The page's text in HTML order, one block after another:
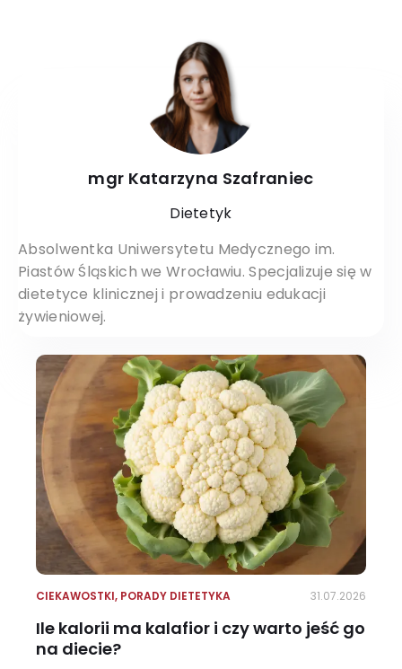
mgr Katarzyna Szafraniec
Dietetyk
Absolwentka Uniwersytetu Medycznego im.
Piastów Śląskich we Wrocławiu. Specjalizuje się w
dietetyce klinicznej i prowadzeniu edukacji
żywieniowej.
CIEKAWOSTKI, PORADY DIETETYKA 31.07.2026
Ile kalorii ma kalafior i czy warto jeść go
na diecie?